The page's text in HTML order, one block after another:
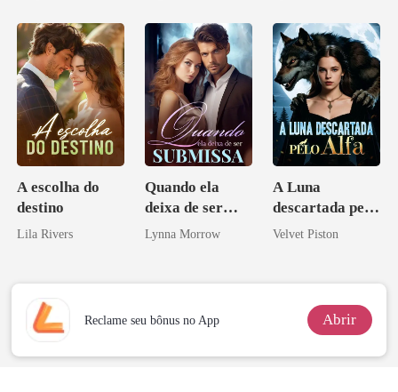
Verdadeira
Companheira
A escolha do
destino
Lila Rivers
Quando ela
deixa de ser
submissa
Lynna Morrow
A Luna
descartada pelo
Alfa
Velvet Piston
Reclame seu bônus no App Abrir